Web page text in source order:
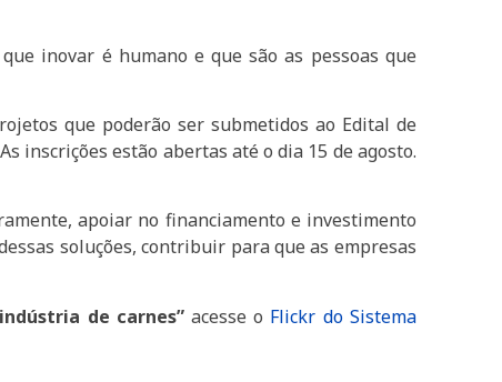
inovar é humano e que são as pessoas que
que poderão ser submetidos ao Edital de
inscrições estão abertas até o dia 15 de agosto.
apoiar no financiamento e investimento
soluções, contribuir para que as empresas
de carnes”acesse o Flickr do Sistema